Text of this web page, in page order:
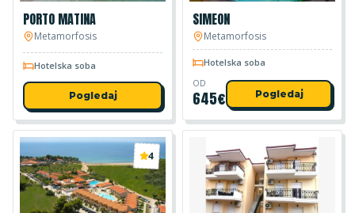
PORTO MATINA
Metamorfosis
Hotelska soba
Pogledaj
SIMEON
Metamorfosis
Hotelska soba
OD
645€ Pogledaj
4